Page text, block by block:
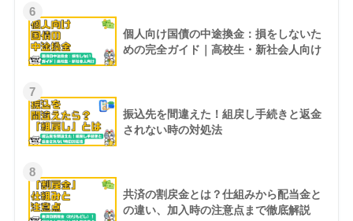
6
個人向け国債の中途換金：損をしないた
めの完全ガイド｜高校生・新社会人向け
7
振込先を間違えた！組戻し手続きと返金
されない時の対処法
8
共済の割戻金とは？仕組みから配当金と
の違い、加入時の注意点まで徹底解説